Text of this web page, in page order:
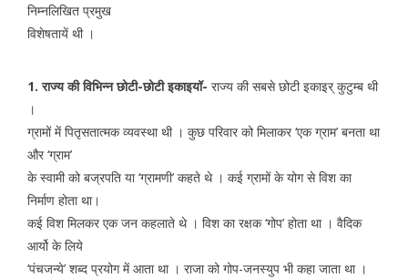
निम्नलिखित प्रमुख
विशेषतायें थी ।
1. राज्य की विभिन्न छोटी-छोटी इकाइयॉ- राज्य की सबसे छोटी इकाइर् कुटुम्ब थी
।
ग्रामों में पितृसतात्मक व्यवस्था थी । कुछ परिवार को मिलाकर ‘एक ग्राम’ बनता था
और ‘ग्राम’
के स्वामी को बज्रपति या ‘ग्रामणी’ कहते थे । कई ग्रामों के योग से विश का
निर्माण होता था।
कई विश मिलकर एक जन कहलाते थे । विश का रक्षक ‘गोप’ होता था । वैदिक
आर्यो के लिये
‘पंचजन्ये’ शब्द प्रयोग में आता था । राजा को गोप-जनस्युप भी कहा जाता था ।